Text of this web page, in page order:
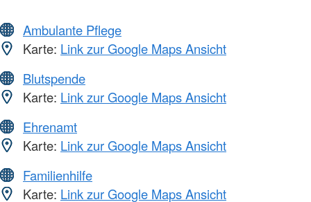
Ambulante Pflege
Karte: Link zur Google Maps Ansicht
Blutspende
Karte: Link zur Google Maps Ansicht
Ehrenamt
Karte: Link zur Google Maps Ansicht
Familienhilfe
Karte: Link zur Google Maps Ansicht